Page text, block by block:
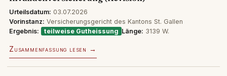
Urteilsdatum: 03.07.2026
Vorinstanz: Versicherungsgericht des Kantons St. Gallen
Ergebnis:
teilweise Gutheissung Länge: 3139 W.
Zusammenfassung lesen →